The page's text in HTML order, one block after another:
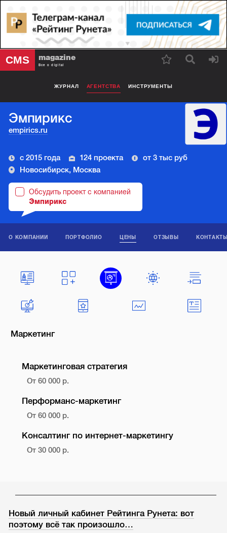
CMS magazine
Все о digital
ЖУРНАЛ АГЕНТСТВА ИНСТРУМЕНТЫ
Эмпирикс
empirics.ru
с 2015 года 124 проекта
от 3 тыс руб
Новосибирск, Москва
Обсудить проект с компанией
Эмпирикс
О КОМПАНИИ ПОРТФОЛИО ЦЕНЫ ОТЗЫВЫ
Маркетинг
Маркетинговая стратегия
От 60 000 р.
Перформанс-маркетинг
От 60 000 р.
Консалтинг по интернет-маркетингу
От 30 000 р.
Новый личный кабинет Рейтинга Рунета: вот
поэтому всё так произошло…